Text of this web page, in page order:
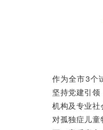
作为全市3个
坚持党建引
机构及专业
对孤独症儿